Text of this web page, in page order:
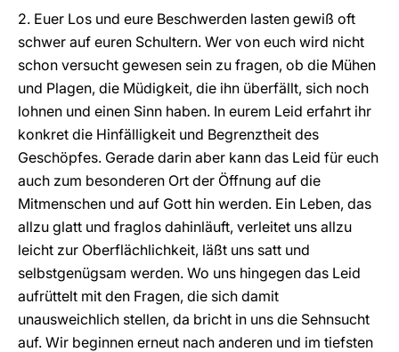
2. Euer Los und eure Beschwerden lasten gewiß oft
schwer auf euren Schultern. Wer von euch wird nicht
schon versucht gewesen sein zu fragen, ob die Mühen
und Plagen, die Müdigkeit, die ihn überfällt, sich noch
lohnen und einen Sinn haben. In eurem Leid erfahrt ihr
konkret die Hinfälligkeit und Begrenztheit des
Geschöpfes. Gerade darin aber kann das Leid für euch
auch zum besonderen Ort der Öffnung auf die
Mitmenschen und auf Gott hin werden. Ein Leben, das
allzu glatt und fraglos dahinläuft, verleitet uns allzu
leicht zur Oberflächlichkeit, läßt uns satt und
selbstgenügsam werden. Wo uns hingegen das Leid
aufrüttelt mit den Fragen, die sich damit
unausweichlich stellen, da bricht in uns die Sehnsucht
auf. Wir beginnen erneut nach anderen und im tiefsten